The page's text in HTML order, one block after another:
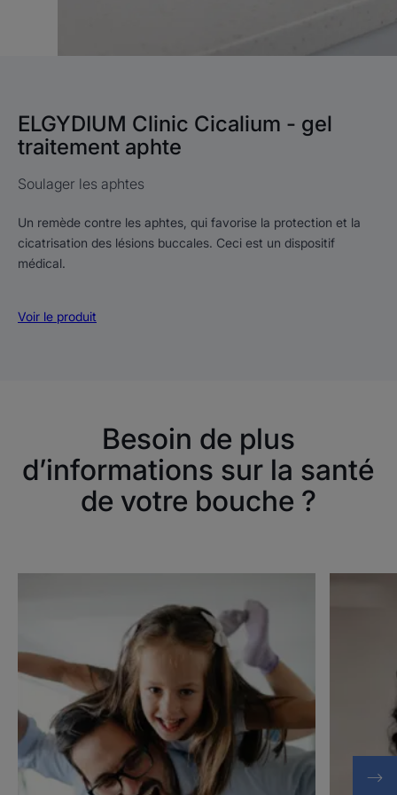
ELGYDIUM Clinic Cicalium - gel
traitement aphte
Soulager les aphtes
Un remède contre les aphtes, qui favorise la protection et la
cicatrisation des lésions buccales. Ceci est un dispositif
médical.
Voir le produit
Besoin de plus
d’informations sur la santé
de votre bouche ?